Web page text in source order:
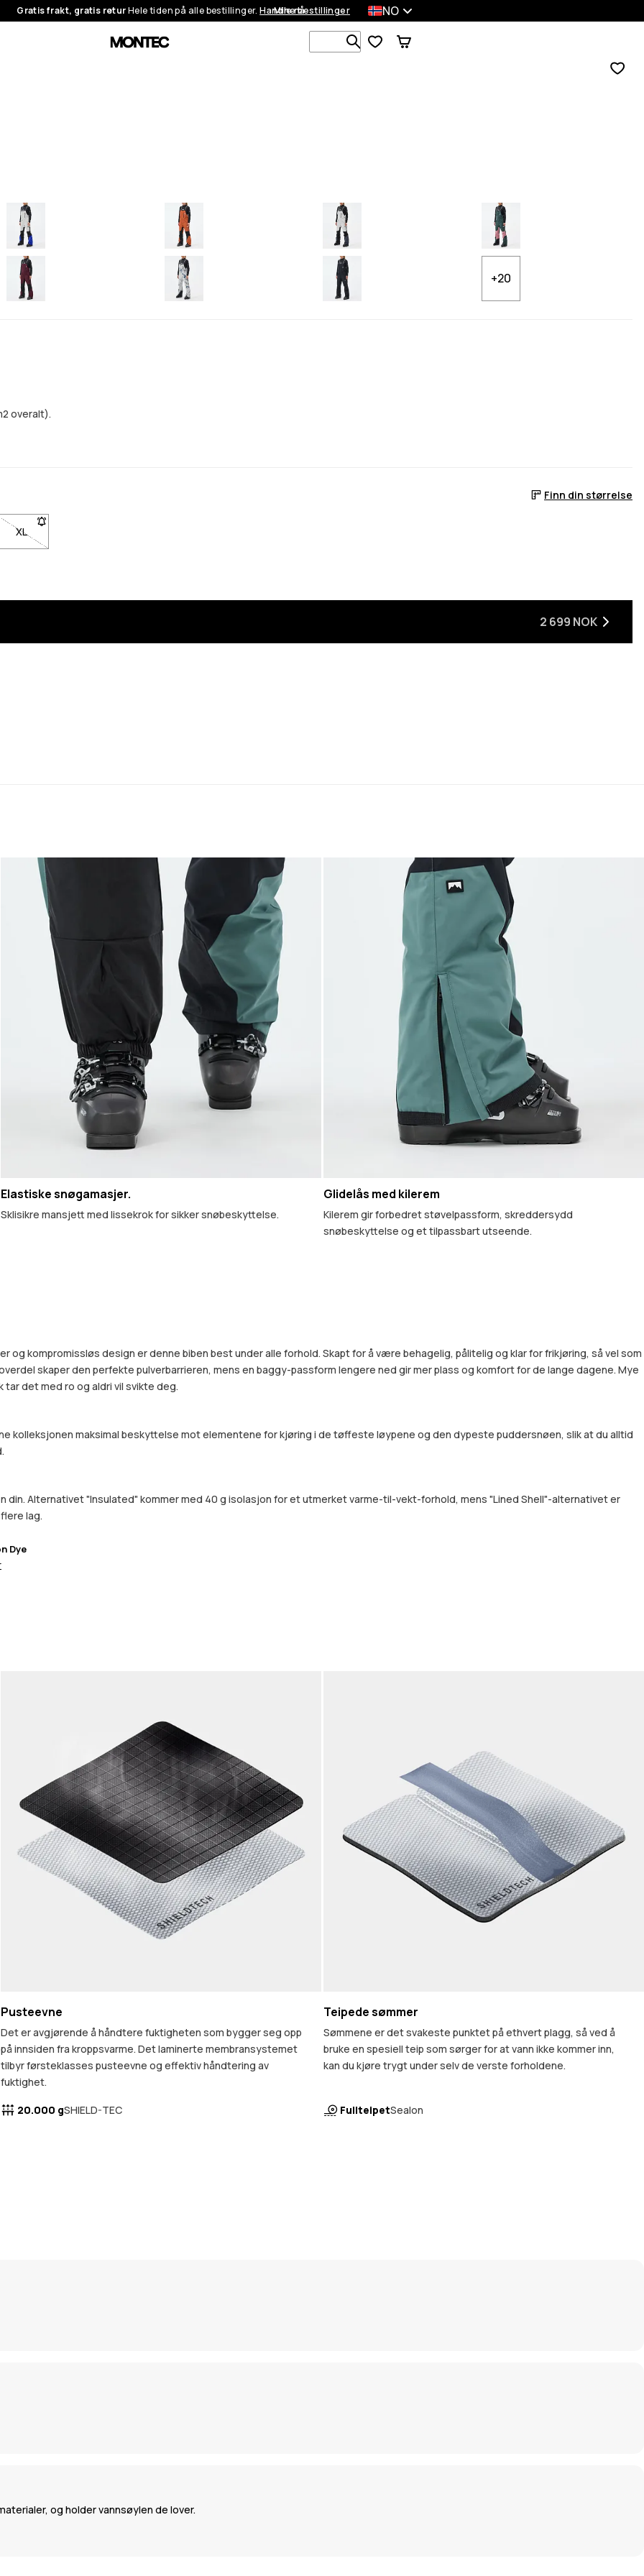
Gratis frakt, gratis returHele tiden på alle bestillinger.Handle nå
Mine bestillinger NO
Søk blant 1 000+ produkter
+20
overalt).
Finn din størrelse
er tilbake på lager
L er ikke tilgjengelig. Klikk for å bli varslet når den er tilbake på lager
XL- Størrelse XL er ikke tilgjengelig. Klikk for å bli varslet når den er tilbake på lager
2 699 NOK
Elastiske snøgamasjer.
Sklisikre mansjett med lissekrok for sikker snøbeskyttelse.
Glidelås med kilerem
Kilerem gir forbedret støvelpassform, skreddersydd
snøbeskyttelse og et tilpassbart utseende.
og kompromissløs design er denne biben best under alle forhold. Skapt for å være behagelig, pålitelig og klar for frikjøring, så vel som
skaper den perfekte pulverbarrieren, mens en baggy-passform lengere ned gir mer plass og komfort for de lange dagene. Mye
det med ro og aldri vil svikte deg.
kolleksjonen maksimal beskyttelse mot elementene for kjøring i de tøffeste løypene og den dypeste puddersnøen, slik at du alltid
din. Alternativet "Insulated" kommer med 40 g isolasjon for et utmerket varme-til-vekt-forhold, mens "Lined Shell"-alternativet er
lag.
Dye
Pusteevne
Det er avgjørende å håndtere fuktigheten som bygger seg opp
på innsiden fra kroppsvarme. Det laminerte membransystemet
tilbyr førsteklasses pusteevne og effektiv håndtering av
fuktighet.
20.000 gSHIELD-TEC
Teipede sømmer
Sømmene er det svakeste punktet på ethvert plagg, så ved å
bruke en spesiell teip som sørger for at vann ikke kommer inn,
kan du kjøre trygt under selv de verste forholdene.
FullteipetSealon
og holder vannsøylen de lover.